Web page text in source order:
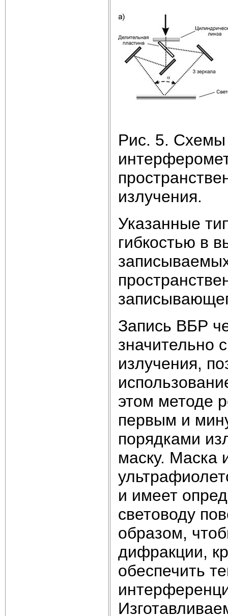
Рис. 5. Схемы
излучения.
Указанные
гибкостью в
Запись ВБР
значительно
излучения,
этом методе
первым и
порядками
маску. Маска
и имеет
световоду
образом,
дифракции,
обеспечить